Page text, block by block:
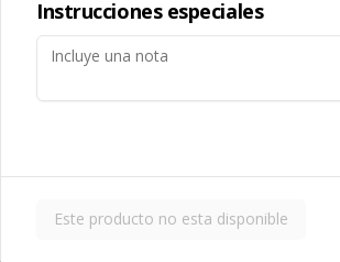
Porción grande de
delgadas y
Porción grande de
servidas con una
Instrucciones especiales
Este producto no esta disponible